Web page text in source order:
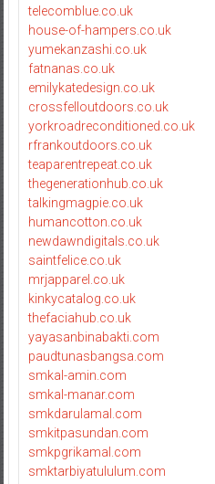
telecomblue.co.uk
house-of-hampers.co.uk
yumekanzashi.co.uk
fatnanas.co.uk
emilykatedesign.co.uk
crossfelloutdoors.co.uk
yorkroadreconditioned.co.uk
rfrankoutdoors.co.uk
teaparentrepeat.co.uk
thegenerationhub.co.uk
talkingmagpie.co.uk
humancotton.co.uk
newdawndigitals.co.uk
saintfelice.co.uk
mrjapparel.co.uk
kinkycatalog.co.uk
thefaciahub.co.uk
yayasanbinabakti.com
paudtunasbangsa.com
smkal-amin.com
smkal-manar.com
smkdarulamal.com
smkitpasundan.com
smkpgrikamal.com
smktarbiyatululum.com